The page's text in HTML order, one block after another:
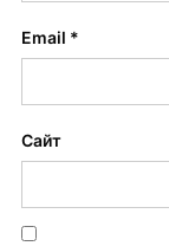
Email *
Сайт